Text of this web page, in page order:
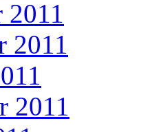
2011
2011
2011